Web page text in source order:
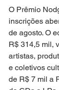
O Prêmio
inscrições
de agosto. O
R$ 314,5 mil,
artistas,
e coletivos
de R$ 7 mil a